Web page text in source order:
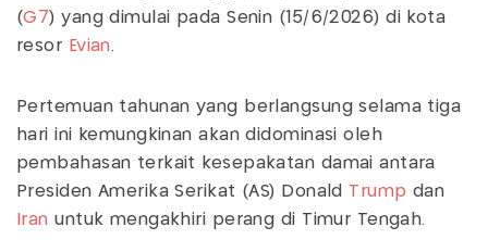
(G7) yang dimulai pada Senin (15/6/2026) di kota
resor Evian.
Pertemuan tahunan yang berlangsung selama tiga
hari ini kemungkinan akan didominasi oleh
pembahasan terkait kesepakatan damai antara
Presiden Amerika Serikat (AS) Donald Trump dan
Iran untuk mengakhiri perang di Timur Tengah.